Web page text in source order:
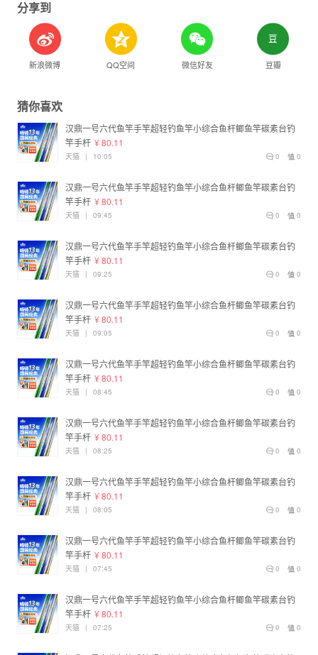
分享到
新浪微博 QQ空间 微信好友 豆瓣
猜你喜欢
汉鼎一号六代鱼竿手竿超轻钓鱼竿小综合鱼杆鲫鱼竿碳素台钓
竿手杆 ¥ 80.11
0
0
天猫 | 10:05
汉鼎一号六代鱼竿手竿超轻钓鱼竿小综合鱼杆鲫鱼竿碳素台钓
竿手杆 ¥ 80.11
0
0
天猫 | 09:45
汉鼎一号六代鱼竿手竿超轻钓鱼竿小综合鱼杆鲫鱼竿碳素台钓
竿手杆 ¥ 80.11
0
0
天猫 | 09:25
汉鼎一号六代鱼竿手竿超轻钓鱼竿小综合鱼杆鲫鱼竿碳素台钓
竿手杆 ¥ 80.11
0
0
天猫 | 09:05
汉鼎一号六代鱼竿手竿超轻钓鱼竿小综合鱼杆鲫鱼竿碳素台钓
竿手杆 ¥ 80.11
0
0
天猫 | 08:45
汉鼎一号六代鱼竿手竿超轻钓鱼竿小综合鱼杆鲫鱼竿碳素台钓
竿手杆 ¥ 80.11
0
0
天猫 | 08:25
汉鼎一号六代鱼竿手竿超轻钓鱼竿小综合鱼杆鲫鱼竿碳素台钓
竿手杆 ¥ 80.11
0
0
天猫 | 08:05
汉鼎一号六代鱼竿手竿超轻钓鱼竿小综合鱼杆鲫鱼竿碳素台钓
竿手杆 ¥ 80.11
0
0
天猫 | 07:45
汉鼎一号六代鱼竿手竿超轻钓鱼竿小综合鱼杆鲫鱼竿碳素台钓
竿手杆 ¥ 80.11
0
0
天猫 | 07:25